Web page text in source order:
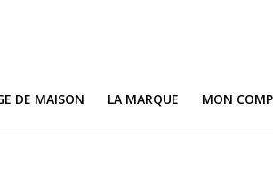
DE MAISON LA MARQUE MON